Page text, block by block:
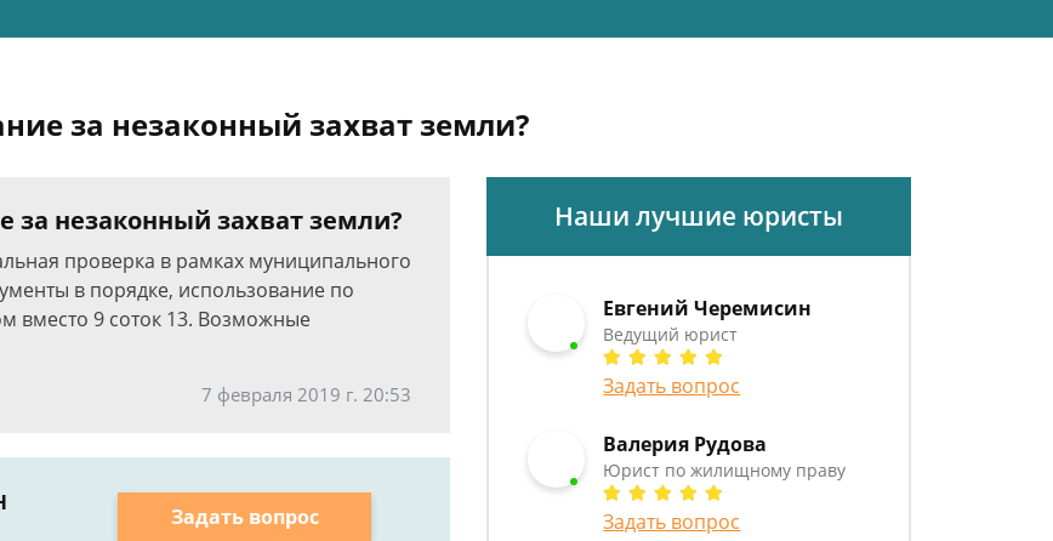
за незаконный захват земли?
за незаконный захват земли?
проверка в рамках муниципального
в порядке, использование по
вместо 9 соток 13. Возможные
7 февраля 2019 г. 20:53
Задать вопрос
Наши лучшие юристы
Евгений Черемисин
Ведущий юрист
Задать вопрос
Валерия Рудова
Юрист по жилищному праву
Задать вопрос